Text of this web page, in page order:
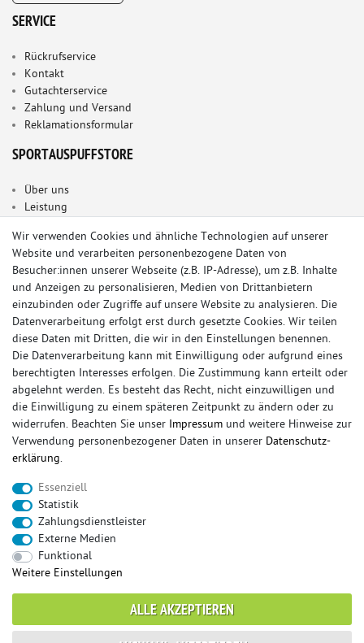
SERVICE
Rückrufservice
Kontakt
Gutachterservice
Zahlung und Versand
Reklamationsformular
SPORTAUSPUFFSTORE
Über uns
Leistung
© Copyright 2026 Sportauspuff-Store.de - Alle Rechte vorbehalten.
Preisangaben inkl. gesetzlicher MwSt. und zzgl. Versandkosten
Das Internetportal für Sportendschalldämpfer, Komplettanlagen,
Rennsportanlagen, Sportendrohre, Universalteile, Fächerkrümmer,
Vorschalldämpfer, Sportkat, Ersatzrohr und Auspuffzubehör.
FOX, REMUS, FSW, FRIEDRICH MOTORSPORT, EISENMANN, ULTER
SPORT, NOVUS
sportauspuff sportkat fox
racing sportauspuff
komplettanlage
friedrich
mittelschalldämpfer
fächerkrümmer
remus
Wir verwenden Cookies und ähnliche Technologien auf unserer
Website und verarbeiten personenbezogene Daten von
Besucher:innen unserer Webseite (z.B. IP-Adresse), um z.B. Inhalte
und Anzeigen zu personalisieren, Medien von Drittanbietern
einzubinden oder Zugriffe auf unsere Website zu analysieren. Die
Datenverarbeitung erfolgt erst durch gesetzte Cookies. Wir teilen
diese Daten mit Dritten, die wir in den Einstellungen benennen.
Die Datenverarbeitung kann mit Einwilligung oder aufgrund eines
berechtigten Interesses erfolgen. Die Zustimmung kann erteilt oder
abgelehnt werden. Es besteht das Recht, nicht einzuwilligen und
die Einwilligung zu einem späteren Zeitpunkt zu ändern oder zu
widerrufen. Beachten Sie unser Impressum und weitere Hinweise zur
Verwendung personenbezogener Daten in unserer Daten­schutz­
erklärung.
Essenziell
Statistik
Zahlungsdienstleister
Externe Medien
Funktional
Weitere Einstellungen
ALLE AKZEPTIEREN